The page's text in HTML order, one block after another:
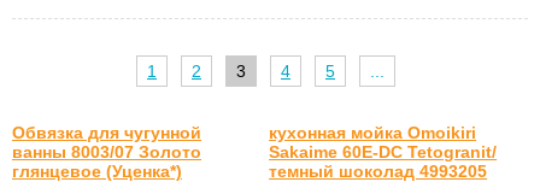
1 2 3 4 5
Обвязка для чугунной
ванны 8003/07 Золото
глянцевое (Уценка*)
кухонная мойка Omoikiri
Sakaime 60E-DC Tetogranit/
темный шоколад 4993205